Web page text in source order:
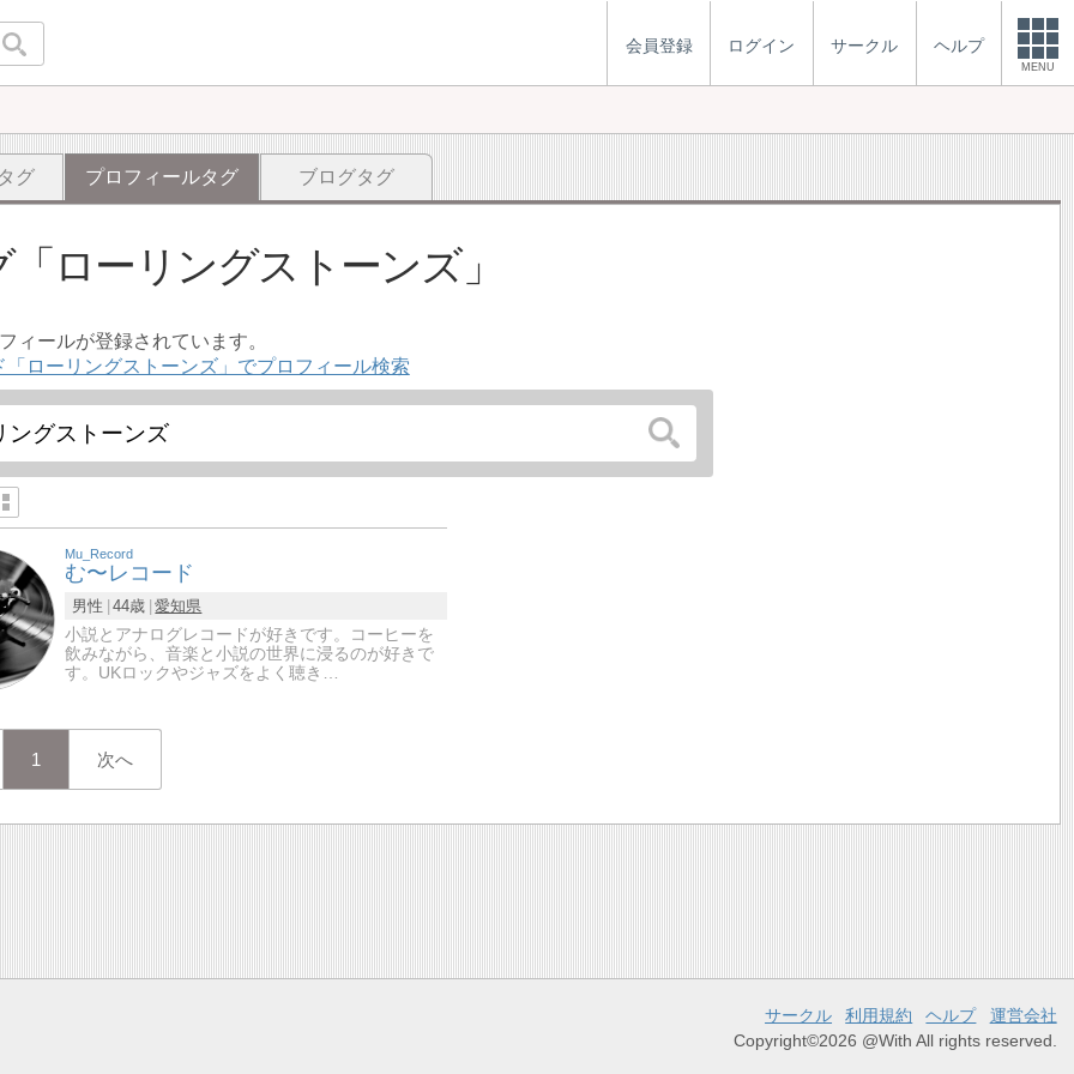
会員登録 ログイン サークル ヘルプ
MENU
グ プロフィールタグ ブログタグ
ローリングストーンズ
ィールが登録されています。
「ローリングストーンズ」でプロフィール検索
Mu_Record
む〜レコード
男性 44歳 愛知県
小説とアナログレコードが好きです。コーヒーを
飲みながら、音楽と小説の世界に浸るのが好きで
す。UKロックやジャズをよく聴き…
1 次へ
サークル 利用規約 ヘルプ
運営会社
Copyright©2026 @With All rights reserved.